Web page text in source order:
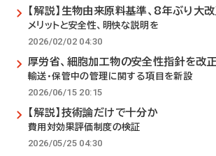
【解説】生物由来原料基準、8年ぶり大
メリットと安全性、明快な説明を
2026/02/02 04:30
厚労省、細胞加工物の安全性指針を改正
輸送・保管中の管理に関する項目を新設
2026/06/15 20:15
【解説】技術論だけで十分か
費用対効果評価制度の検証
2026/05/25 04:30